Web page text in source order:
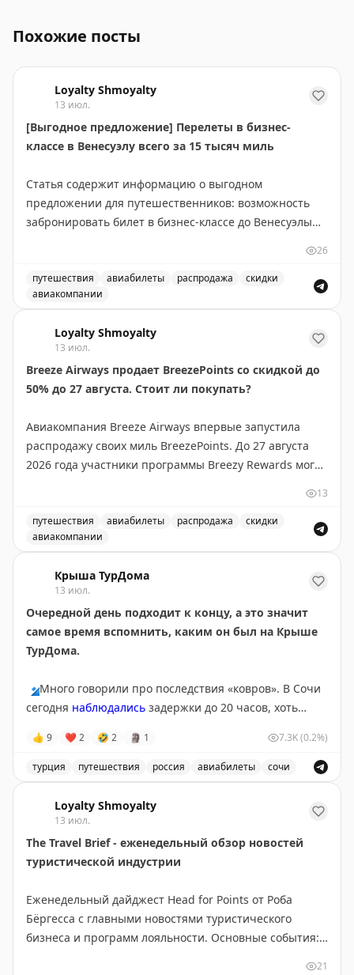
Похожие посты
Loyalty Shmoyalty
13 июл.
[Выгодное предложение] Перелеты в бизнес-
классе в Венесуэлу всего за 15 тысяч миль
Статья содержит информацию о выгодном
предложении для путешественников: возможность
забронировать билет в бизнес-классе до Венесуэлы
своей программе лояльности авиакомпании. Такие
предложения встречаются редко и позволяют
Рекомендуется следить за подобными alert'ами, чтобы
не пропустить выгодные варианты бронирования.
Juan Ruiz| Original
26
путешествия авиабилеты распродажа
скидки
авиакомпании
Loyalty Shmoyalty
13 июл.
Breeze Airways продает BreezePoints со скидкой до
50% до 27 августа. Стоит ли покупать?
Авиакомпания Breeze Airways впервые запустила
распродажу своих миль BreezePoints. До 27 августа
2026 года участники программы Breezy Rewards могут
объема: 1000 баллов без скидки, 2000-4000 — 30%,
5000-9000 — 40%, 10000+ — 50%. Баллы
держателей карты Breeze Easy Visa. Тайлер Глатт
рекомендует покупать баллы только если вы найдете
выгодные перелеты, где стоимость за балл
превышает 1,45¢. На некоторых маршрутах баллы
стоят до 2¢, что делает покупку выгодной. Перед
Tyler Glatt|Original
13
путешествия авиабилеты распродажа
скидки
авиакомпании
Крыша ТурДома
13 июл.
Очередной день подходит к концу, а это значит
самое время вспомнить, каким он был на Крыше
ТурДома.
🔹Много говорили про последствия «ковров». В Сочи
сегодня наблюдались задержки до 20 часов, хоть
Серьезные корректировки в графиках приводят к
тому, что пассажиры чащеоформляют страховки
на
этот случай. Проверили, не врут ли цифры в
федеральных СМИ,опросом
на Крыше ТурДома. Рост
подтверждают
страховщики.
утром разбирались вотравленииболее 50 туристов
из Ephesia Holiday Beach Club 5* в Турции. Уже во
второй половине дня Минздрав Турцииуспокоил, что
👍 9 ❤ 2 🤣 2 🗿 1 7.3K(0.2%)
турция путешествия россия авиабилеты сочи
Loyalty Shmoyalty
13 июл.
The Travel Brief - еженедельный обзор новостей
туристической индустрии
Еженедельный дайджест Head for Points от Роба
Бёргесса с главными новостями туристического
бизнеса и программ лояльности. Основные события:
21